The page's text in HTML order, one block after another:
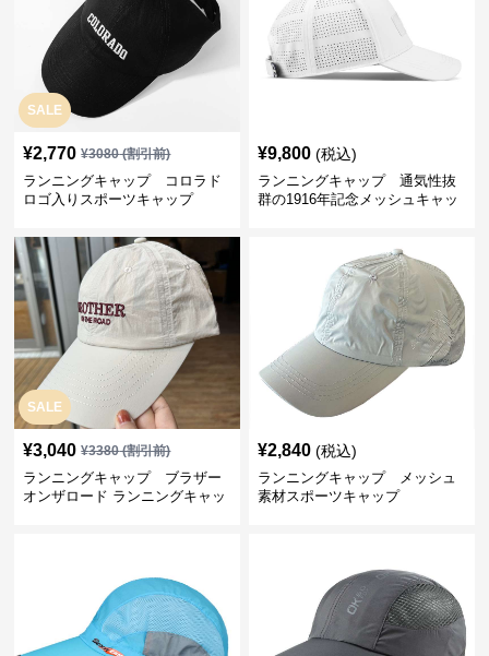
SALE
¥2,770 ¥3080(割引前)
ランニングキャップ コロラド
ロゴ入りスポーツキャップ
¥9,800 (税込)
ランニングキャップ 通気性抜
群の1916年記念メッシュキャッ
SALE
¥3,040 ¥3380(割引前)
ランニングキャップ ブラザー
オンザロード ランニングキャッ
¥2,840 (税込)
ランニングキャップ メッシュ
素材スポーツキャップ